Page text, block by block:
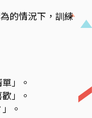
的情況下，訓練
」。
」。
。